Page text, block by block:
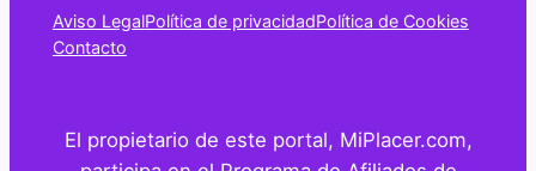
Aviso LegalPolítica de privacidadPolítica de Cookies
Contacto
El propietario de este portal, MiPlacer.com,